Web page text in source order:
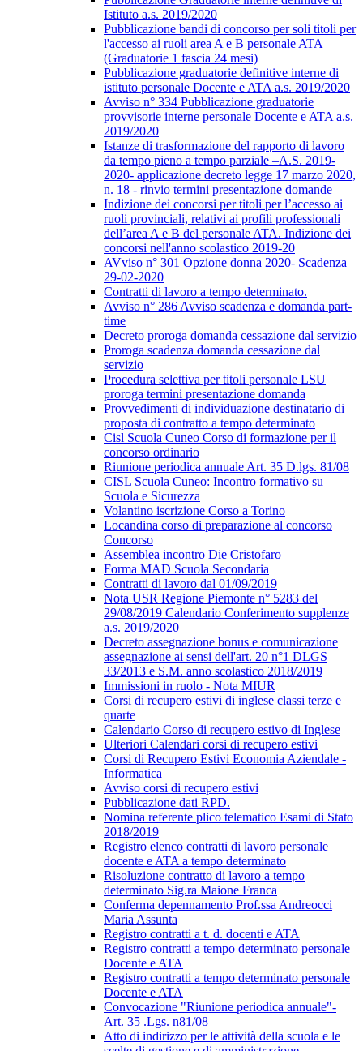
Istituto a.s. 2019/2020
Pubblicazione bandi di concorso per soli titoli per
l'accesso ai ruoli area A e B personale ATA
(Graduatorie 1 fascia 24 mesi)
Pubblicazione graduatorie definitive interne di
istituto personale Docente e ATA a.s. 2019/2020
Avviso n° 334 Pubblicazione graduatorie
provvisorie interne personale Docente e ATA a.s.
2019/2020
Istanze di trasformazione del rapporto di lavoro
da tempo pieno a tempo parziale –A.S. 2019-
2020- applicazione decreto legge 17 marzo 2020,
n. 18 - rinvio termini presentazione domande
Indizione dei concorsi per titoli per l’accesso ai
ruoli provinciali, relativi ai profili professionali
dell’area A e B del personale ATA. Indizione dei
concorsi nell'anno scolastico 2019-20
AVviso n° 301 Opzione donna 2020- Scadenza
29-02-2020
Contratti di lavoro a tempo determinato.
Avviso n° 286 Avviso scadenza e domanda part-
time
Decreto proroga domanda cessazione dal servizio
Proroga scadenza domanda cessazione dal
servizio
Procedura selettiva per titoli personale LSU
proroga termini presentazione domanda
Provvedimenti di individuazione destinatario di
proposta di contratto a tempo determinato
Cisl Scuola Cuneo Corso di formazione per il
concorso ordinario
Riunione periodica annuale Art. 35 D.lgs. 81/08
CISL Scuola Cuneo: Incontro formativo su
Scuola e Sicurezza
Volantino iscrizione Corso a Torino
Locandina corso di preparazione al concorso
Concorso
Assemblea incontro Die Cristofaro
Forma MAD Scuola Secondaria
Contratti di lavoro dal 01/09/2019
Nota USR Regione Piemonte n° 5283 del
29/08/2019 Calendario Conferimento supplenze
a.s. 2019/2020
Decreto assegnazione bonus e comunicazione
assegnazione ai sensi dell'art. 20 n°1 DLGS
33/2013 e S.M. anno scolastico 2018/2019
Immissioni in ruolo - Nota MIUR
Corsi di recupero estivi di inglese classi terze e
quarte
Calendario Corso di recupero estivo di Inglese
Ulteriori Calendari corsi di recupero estivi
Corsi di Recupero Estivi Economia Aziendale -
Informatica
Avviso corsi di recupero estivi
Pubblicazione dati RPD.
Nomina referente plico telematico Esami di Stato
2018/2019
Registro elenco contratti di lavoro personale
docente e ATA a tempo determinato
Risoluzione contratto di lavoro a tempo
determinato Sig.ra Maione Franca
Conferma depennamento Prof.ssa Andreocci
Maria Assunta
Registro contratti a t. d. docenti e ATA
Registro contratti a tempo determinato personale
Docente e ATA
Registro contratti a tempo determinato personale
Docente e ATA
Convocazione "Riunione periodica annuale"-
Art. 35 .Lgs. n81/08
Atto di indirizzo per le attività della scuola e le